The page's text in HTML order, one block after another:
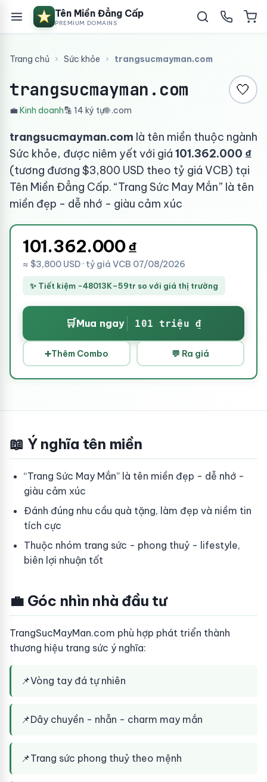
Tên Miền Đẳng Cấp
PREMIUM DOMAINS
Trang chủ › Sức khỏe › trangsucmayman.com
trangsucmayman.com 🤍
💼 Kinh doanh🔡 14 ký tự🌐 .com
trangsucmayman.com là tên miền thuộc ngành
Sức khỏe, được niêm yết với giá 101.362.000 ₫
(tương đương $3,800 USD theo tỷ giá VCB) tại
Tên Miền Đẳng Cấp. “Trang Sức May Mắn” là tên
miền đẹp - dễ nhớ - giàu cảm xúc
101.362.000₫
≈ $3,800 USD · tỷ giá VCB 07/08/2026
✨ Tiết kiệm -48013K–59tr so với giá thị trường
🛒Mua ngay 101 triệu ₫
➕Thêm Combo 💬 Ra giá
📖 Ý nghĩa tên miền
“Trang Sức May Mắn” là tên miền đẹp - dễ nhớ -
giàu cảm xúc
Đánh đúng nhu cầu quà tặng, làm đẹp và niềm tin
tích cực
Thuộc nhóm trang sức - phong thuỷ - lifestyle,
biên lợi nhuận tốt
💼 Góc nhìn nhà đầu tư
TrangSucMayMan.com phù hợp phát triển thành
thương hiệu trang sức ý nghĩa:
📌Vòng tay đá tự nhiên
📌Dây chuyền - nhẫn - charm may mắn
📌Trang sức phong thuỷ theo mệnh